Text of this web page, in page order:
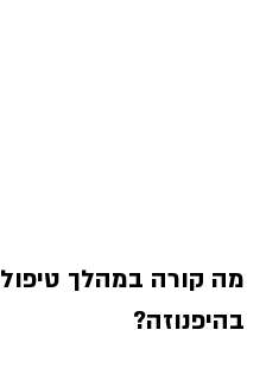
מה קורה במהלך טיפול
בהיפנוזה?